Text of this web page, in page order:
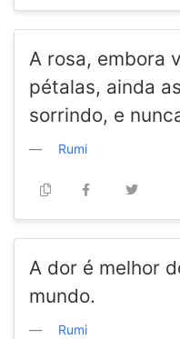
A rosa, embora
pétalas, ainda
sorrindo, e
Rumi
A dor é melhor
mundo.
Rumi